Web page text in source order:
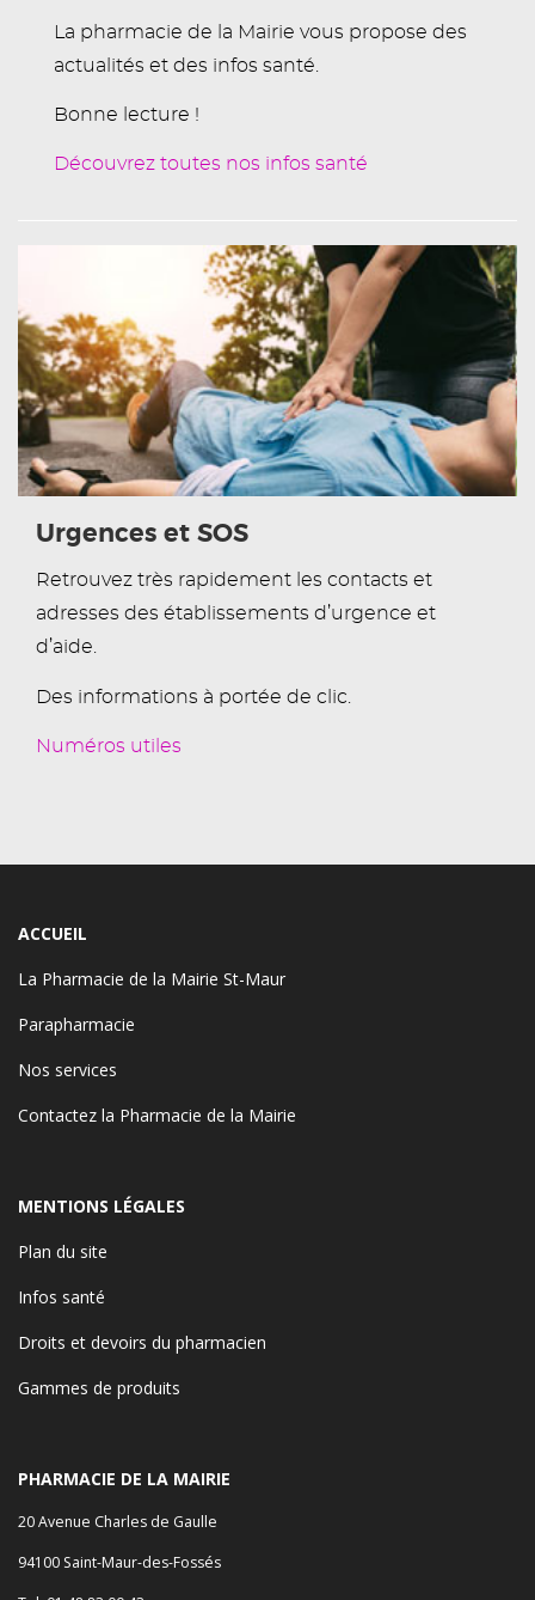
La pharmacie de la Mairie vous propose des
actualités et des infos santé.
Bonne lecture !
Découvrez toutes nos infos santé
Urgences et SOS
Retrouvez très rapidement les contacts et
adresses des établissements d’urgence et
d’aide.
Des informations à portée de clic.
Numéros utiles
ACCUEIL
La Pharmacie de la Mairie St-Maur
Parapharmacie
Nos services
Contactez la Pharmacie de la Mairie
MENTIONS LÉGALES
Plan du site
Infos santé
Droits et devoirs du pharmacien
Gammes de produits
PHARMACIE DE LA MAIRIE
20 Avenue Charles de Gaulle
94100 Saint-Maur-des-Fossés